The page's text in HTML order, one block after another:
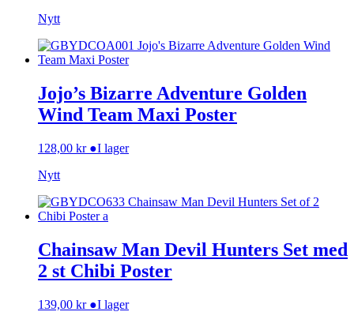
Nytt
Jojo’s Bizarre Adventure Golden
Wind Team Maxi Poster
128,00 kr ●I lager
Nytt
Chainsaw Man Devil Hunters Set med
2 st Chibi Poster
139,00 kr ●I lager